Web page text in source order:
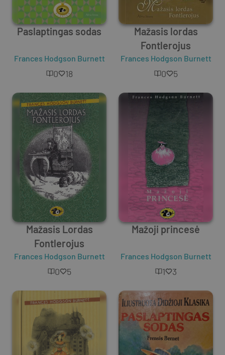
Paslaptingas sodas
Frances Hodgson Burnett
0 18
Mažasis lordas
Fontlerojus
Frances Hodgson Burnett
0 5
Mažasis Lordas
Fontlerojus
Frances Hodgson Burnett
0 5
Mažoji princesė
Frances Hodgson Burnett
1 3